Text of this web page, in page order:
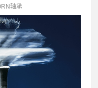
轴承